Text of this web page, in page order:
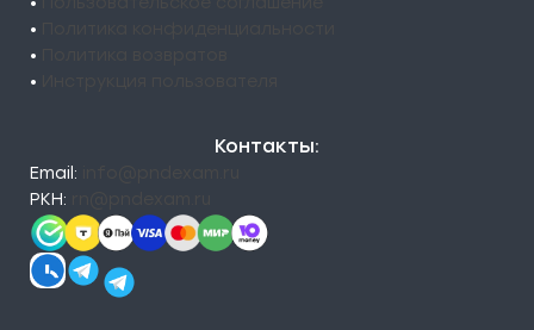
•
•
•
Контакты:
Email:
РКН: